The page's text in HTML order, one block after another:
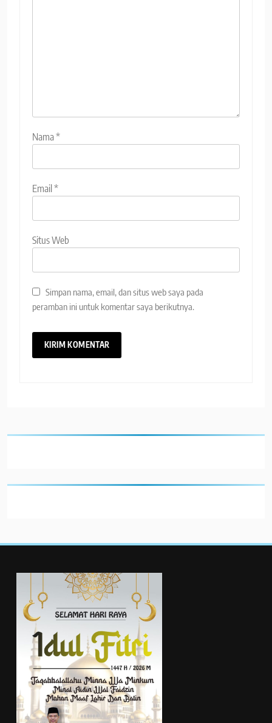
Nama*
Email*
Situs Web
Simpan nama, email, dan situs web saya pada
peramban ini untuk komentar saya berikutnya.